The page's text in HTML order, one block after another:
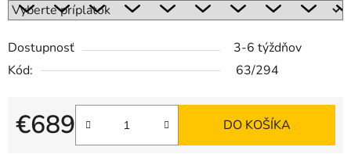
Dostupnosť
3-6 týždňov
Kód:
63/294
€689
Jednotková cena:
DO KOŠÍKA